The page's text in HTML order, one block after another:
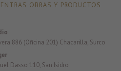
OBRAS Y PRODUCTOS
886 (Oficina 201) Chacarilla, Surco
Dasso 110, San Isidro